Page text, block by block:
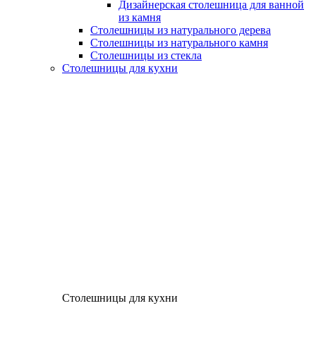
Дизайнерская столешница для ванной
из камня
Столешницы из натурального дерева
Столешницы из натурального камня
Столешницы из стекла
Столешницы для кухни
Столешницы для кухни